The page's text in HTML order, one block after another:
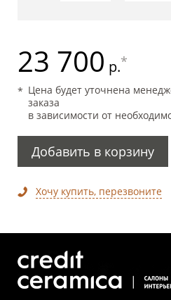
23 700 р.*
Цена будет уточнена
заказа
в зависимости от
Добавить в корзину
Хочу купить, перезвоните